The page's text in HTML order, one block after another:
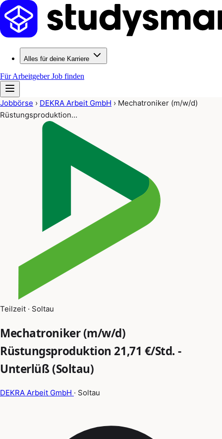
Alles für deine Karriere
Für ArbeitgeberJob finden
Jobbörse › DEKRA Arbeit GmbH › Mechatroniker (m/w/d)
Rüstungsproduktion…
Teilzeit · Soltau
Mechatroniker (m/w/d)
Rüstungsproduktion 21,71 €/Std. -
Unterlüß (Soltau)
DEKRA Arbeit GmbH · Soltau